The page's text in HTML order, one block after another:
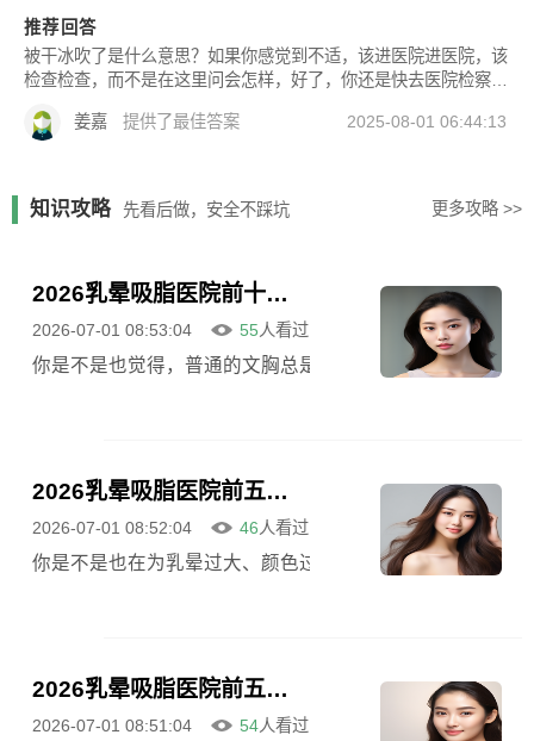
推荐回答
被干冰吹了是什么意思？如果你感觉到不适，该进医院进医院，该
检查检查，而不是在这里问会怎样，好了，你还是快去医院检察一
姜嘉
提供了最佳答案 2025-08-01 06:44:13
知识攻略 先看后做，安全不踩坑 更多攻略 >>
2026乳晕吸脂医院前十强揭晓：附价格、效果及**医生选择指南
2026-07-01 08:53:04 55人看过
你是不是也觉得，普通的文胸总是遮不住尴尬，穿浅色衣
2026乳晕吸脂医院前五盘点：安全与价格是关键，附五位口碑医生与费用明细
2026-07-01 08:52:04 46人看过
你是不是也在为乳晕过大、颜色过深而烦恼？穿上贴身衣
2026乳晕吸脂医院前五排名盘点：费用、风险、效果持久性及京沪口碑医院对比指南
2026-07-01 08:51:04 54人看过